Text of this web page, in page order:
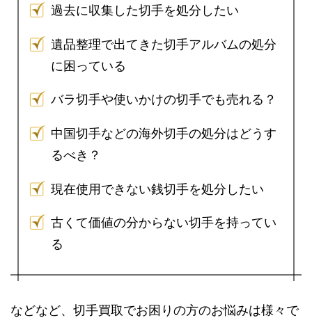
過去に収集した切手を処分したい
遺品整理で出てきた切手アルバムの処分
に困っている
バラ切手や使いかけの切手でも売れる？
中国切手などの海外切手の処分はどうす
るべき？
現在使用できない銭切手を処分したい
古くて価値の分からない切手を持ってい
る
などなど、切手買取でお困りの方のお悩みは様々で